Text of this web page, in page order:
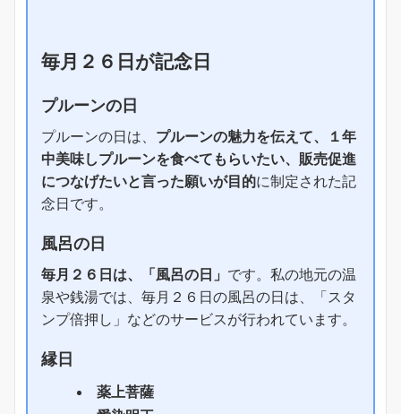
毎月２６日が記念日
プルーンの日
プルーンの日は、 プルーンの魅力を伝えて、１年
中美味しプルーンを食べてもらいたい、販売促進
につなげたいと言った願いが目的に制定された記
念日です。
風呂の日
毎月２６日は、「風呂の日」 です。私の地元の温
泉や銭湯では、毎月２６日の風呂の日は、「スタ
ンプ倍押し」などのサービスが行われています。
縁日
薬上菩薩